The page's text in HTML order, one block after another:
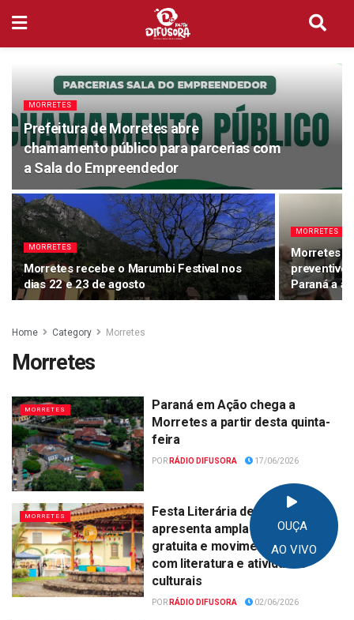
OUÇA
AO VIVO
MORRETES
Prefeitura de Morretes abre
chamamento público para parcerias com
a Sala do Empreendedor
MORRETES
Morretes recebe o Marumbi Festival nos
dias 22 e 23 de agosto
MORRETES
Morretes
preventivo
Paraná a
Home Category Morretes
Morretes
MORRETES
Paraná em Ação chega a
Morretes a partir desta quinta-
feira
POR RÁDIO DIFUSORA 17/06/2026
MORRETES
Festa Literária de Morretes
apresenta ampla programação
gratuita e movimenta a cidade
com literatura e atividades
culturais
POR RÁDIO DIFUSORA 02/06/2026